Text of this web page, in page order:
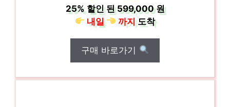
25%할인 된599,000 원
내일
까지도착
구매 바로가기